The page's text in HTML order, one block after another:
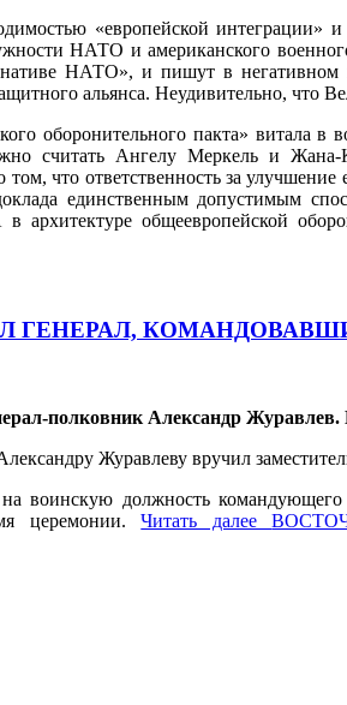
«европейской
НАТО и американского
НАТО», и пишут в негативном
альянса. Неудивительно,
оборонительного пакта»
считать Ангелу Меркель и
что ответственность за улучшение
единственным допустимым
общеевропейской
ГЕНЕРАЛ,
полковник Александр Журавлев.
Журавлеву вручил
воинскую должность
церемонии.Читать далее